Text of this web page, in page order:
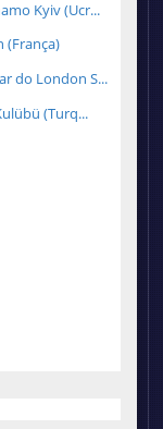
Kyiv (Ucr...
(França)
do London S...
(Turq...